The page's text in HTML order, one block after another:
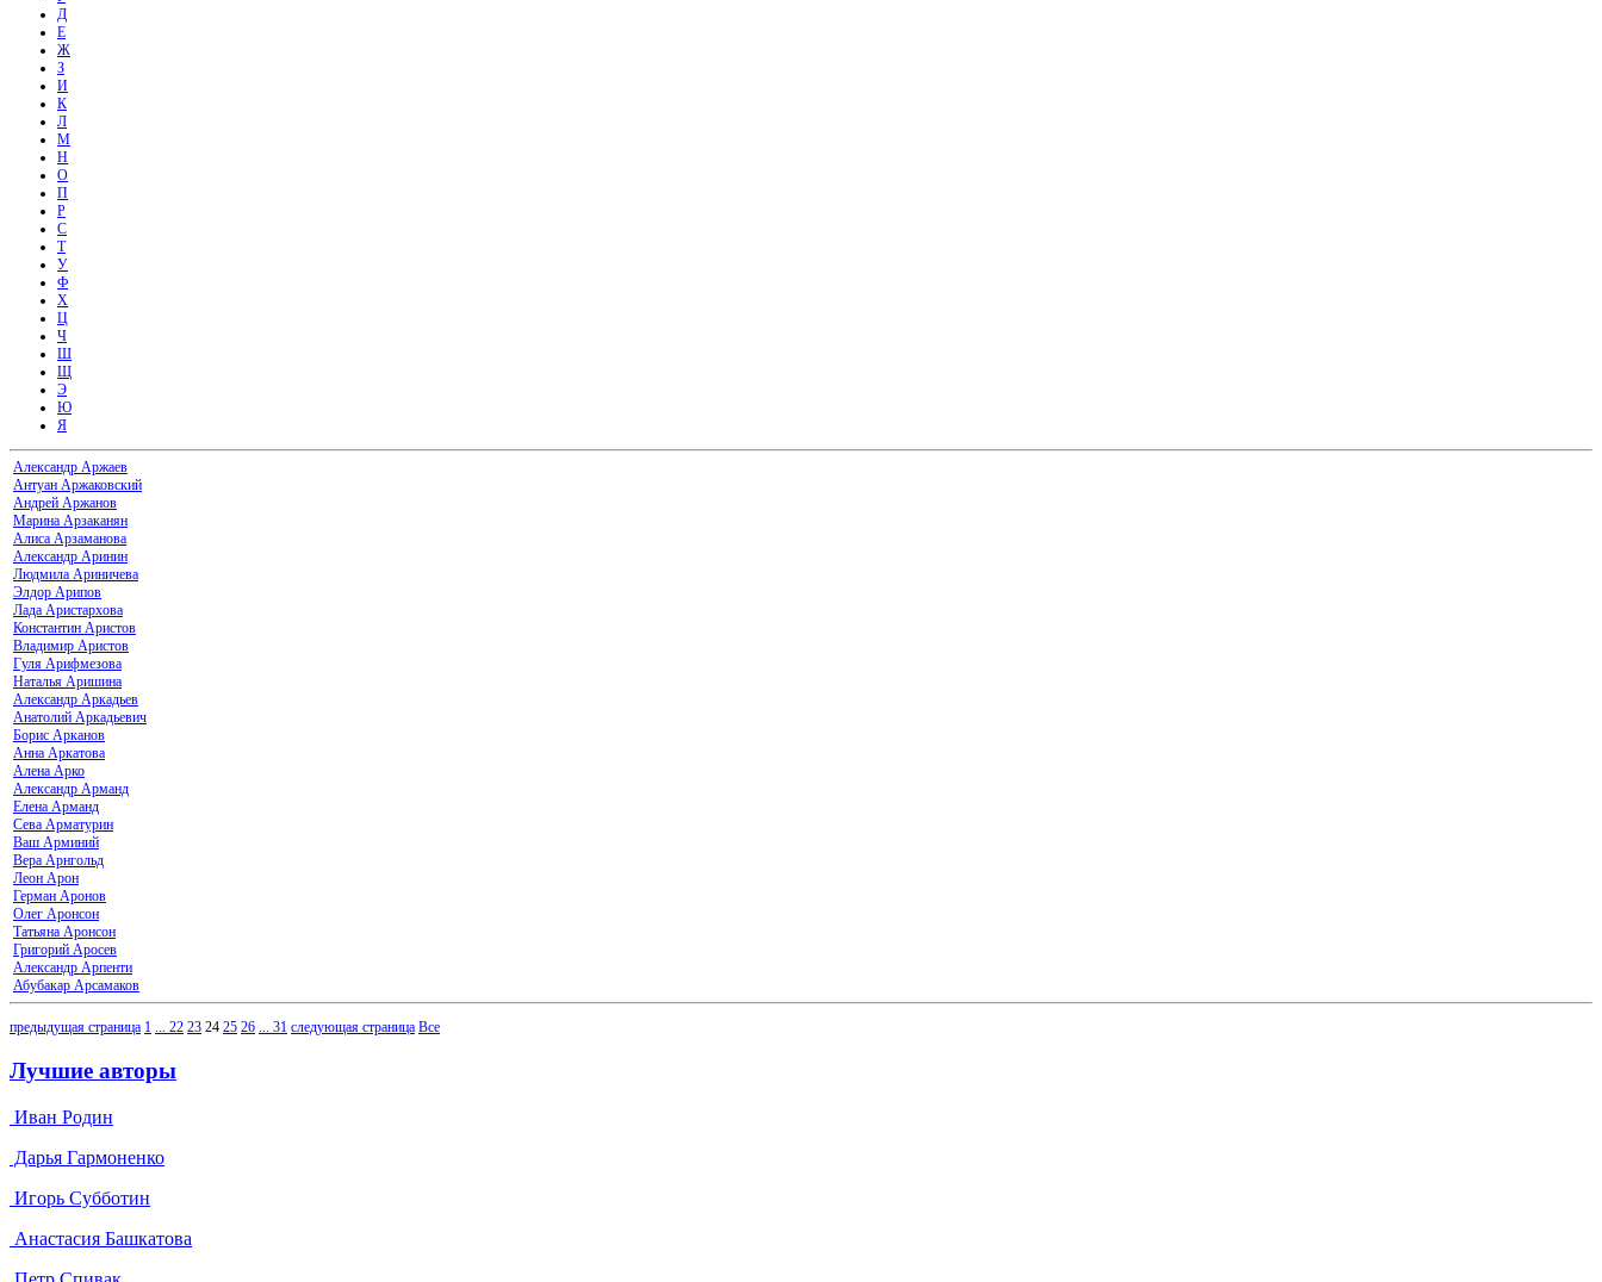
Д
Е
Ж
З
И
К
Л
М
Н
О
П
Р
С
Т
У
Ф
Х
Ц
Ч
Ш
Щ
Э
Ю
Я
Александр Аржаев
Антуан Аржаковский
Андрей Аржанов
Марина Арзаканян
Алиса Арзаманова
Александр Аринин
Людмила Ариничева
Элдор Арипов
Лада Аристархова
Константин Аристов
Владимир Аристов
Гуля Арифмезова
Наталья Аришина
Александр Аркадьев
Анатолий Аркадьевич
Борис Арканов
Анна Аркатова
Алена Арко
Александр Арманд
Елена Арманд
Сева Арматурин
Ваш Арминий
Вера Арнгольд
Леон Арон
Герман Аронов
Олег Аронсон
Татьяна Аронсон
Григорий Аросев
Александр Арпенти
Абубакар Арсамаков
предыдущая страница 1 22 23 24 25 26 31 следующая страница Все
Лучшие авторы
Иван Родин
Дарья Гармоненко
Игорь Субботин
Анастасия Башкатова